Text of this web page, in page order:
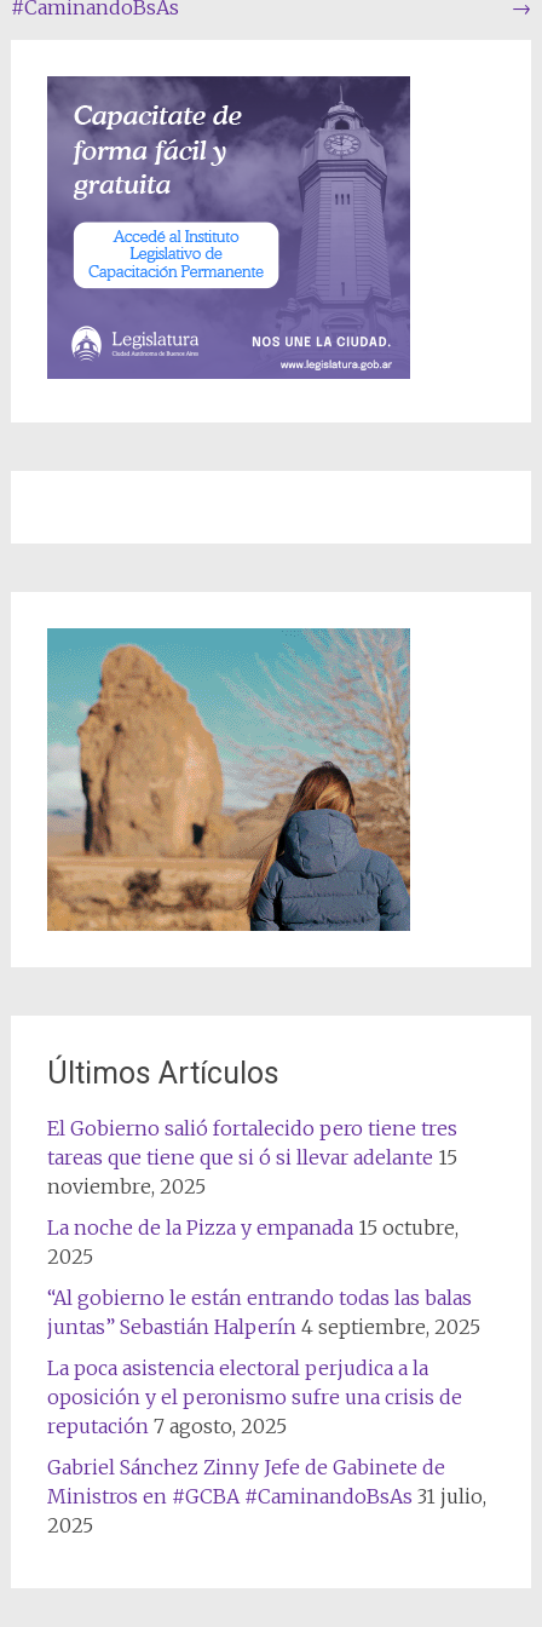
#CaminandoBsAs
→
Últimos Artículos
El Gobierno salió fortalecido pero tiene tres
tareas que tiene que si ó si llevar adelante 15
noviembre, 2025
La noche de la Pizza y empanada 15 octubre,
2025
“Al gobierno le están entrando todas las balas
juntas” Sebastián Halperín 4 septiembre, 2025
La poca asistencia electoral perjudica a la
oposición y el peronismo sufre una crisis de
reputación 7 agosto, 2025
Gabriel Sánchez Zinny Jefe de Gabinete de
Ministros en #GCBA #CaminandoBsAs 31 julio,
2025